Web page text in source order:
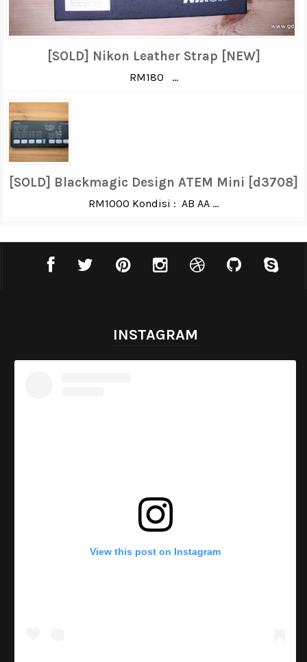
[SOLD] Nikon Leather Strap [NEW]
RM180 ...
[SOLD] Blackmagic Design ATEM Mini [d3708]
RM1000 Kondisi : AB AA ...
INSTAGRAM
View this post on Instagram